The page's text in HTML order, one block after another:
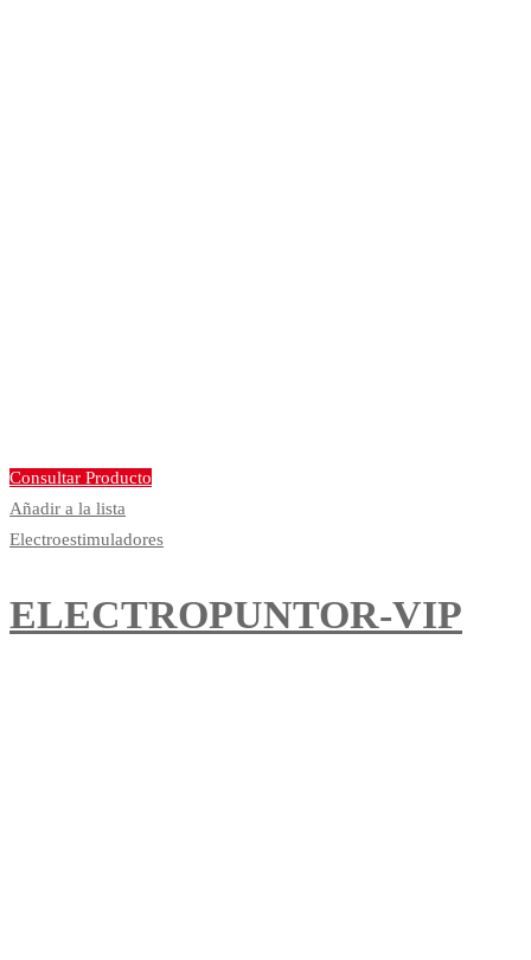
Consultar Producto
Añadir a la lista
Electroestimuladores
ELECTROPUNTOR-VIP